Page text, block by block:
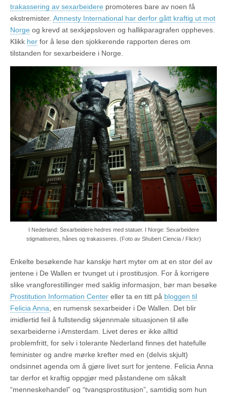
trakassering av sexarbeidere promoteres bare av noen få
ekstremister. Amnesty International har derfor gått kraftig ut mot
Norge og krevd at sexkjøpsloven og hallikparagrafen oppheves.
Klikk her for å lese den sjokkerende rapporten deres om
tilstanden for sexarbeidere i Norge.
I Nederland: Sexarbeidere hedres med statuer. I Norge: Sexarbeidere
stigmatiseres, hånes og trakasseres. (Foto av Shubert Ciencia / Flickr)
Enkelte besøkende har kanskje hørt myter om at en stor del av
jentene i De Wallen er tvunget ut i prostitusjon. For å korrigere
slike vrangforestillinger med saklig informasjon, bør man besøke
Prostitution Information Center eller ta en titt på bloggen til
Felicia Anna , en rumensk sexarbeider i De Wallen. Det blir
imidlertid feil å fullstendig skjønnmale situasjonen til alle
sexarbeiderne i Amsterdam. Livet deres er ikke alltid
problemfritt, for selv i tolerante Nederland finnes det hatefulle
feminister og andre mørke krefter med en (delvis skjult)
ondsinnet agenda om å gjøre livet surt for jentene. Felicia Anna
tar derfor et kraftig oppgjør med påstandene om såkalt
“menneskehandel” og “tvangsprostitusjon”, samtidig som hun